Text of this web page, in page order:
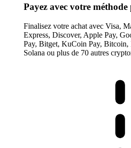
Payez avec votre méthode
Finalisez votre achat avec Visa,
Express, Discover, Apple Pay,
Pay, Bitget, KuCoin Pay,
Solana ou plus de 70 autres